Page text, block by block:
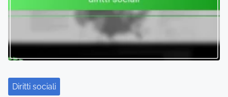
i
a
i Diritti sociali